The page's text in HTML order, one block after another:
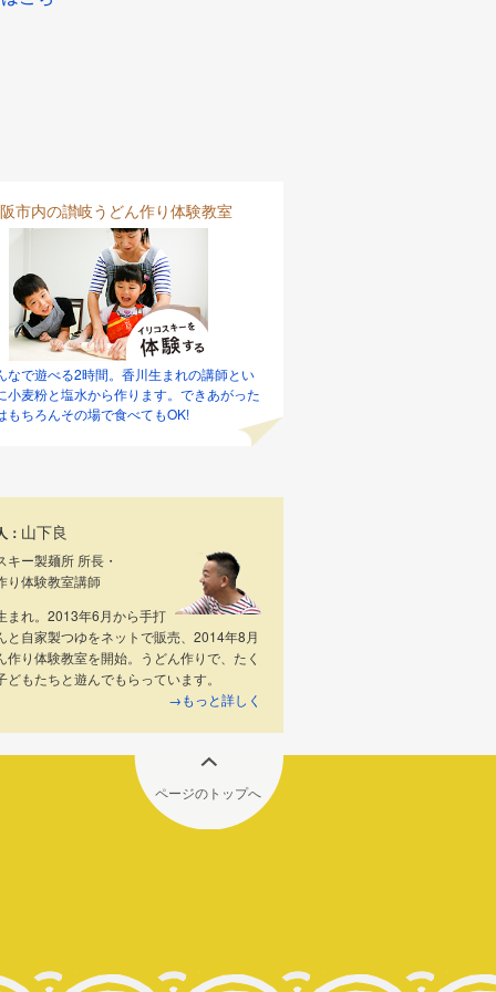
市内の讃岐うどん作り体験教室
なで遊べる2時間。香川生まれの講師とい
小麦粉と塩水から作ります。できあがった
もちろんその場で食べてもOK!
： 山下良
キー製麺所 所長・
り体験教室講師
まれ。2013年6月から手打
と自家製つゆをネットで販売、2014年8月
作り体験教室を開始。うどん作りで、たく
どもたちと遊んでもらっています。
→もっと詳しく
ページのトップへ